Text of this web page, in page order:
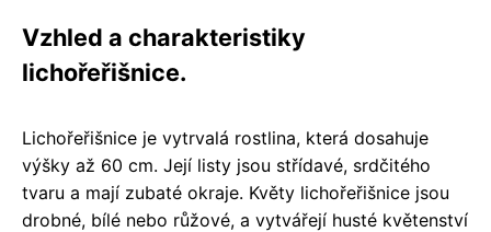
Vzhled a charakteristiky
lichořeřišnice.
Lichořeřišnice je vytrvalá rostlina, která dosahuje
výšky až 60 cm. Její listy jsou střídavé, srdčitého
tvaru a mají zubaté okraje. Květy lichořeřišnice jsou
drobné, bílé nebo růžové, a vytvářejí husté květenství